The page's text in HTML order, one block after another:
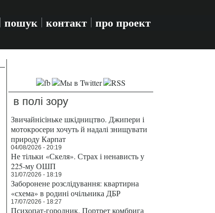
пошук контакт про проект
в полі зору
Звичайнісіньке шкідництво. Джипери і
мотокросери хочуть й надалі знищувати
природу Карпат
04/08/2026 - 20:19
Не тільки «Скеля». Страх і ненависть у
225-му ОШП
31/07/2026 - 18:19
Заборонене розслідування: квартирна
«схема» в родині очільника ДБР
17/07/2026 - 18:27
Психопат-городник. Портрет комбрига